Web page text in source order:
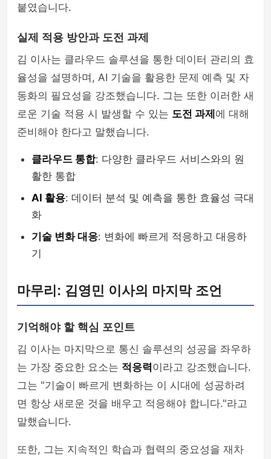
붙였습니다.
실제 적용 방안과 도전 과제
김 이사는 클라우드 솔루션을 통한 데이터 관리의 효
율성을 설명하며, AI 기술을 활용한 문제 예측 및 자
동화의 필요성을 강조했습니다. 그는 또한 이러한 새
로운 기술 적용 시 발생할 수 있는 도전 과제 에 대해
준비해야 한다고 말했습니다.
클라우드 통합: 다양한 클라우드 서비스와의 원
활한 통합
AI 활용: 데이터 분석 및 예측을 통한 효율성 극대
화
기술 변화 대응: 변화에 빠르게 적응하고 대응하
기
마무리: 김영민 이사의 마지막 조언
기억해야 할 핵심 포인트
김 이사는 마지막으로 통신 솔루션의 성공을 좌우하
는 가장 중요한 요소는 적응력이라고 강조했습니다.
그는 "기술이 빠르게 변화하는 이 시대에 성공하려
면 항상 새로운 것을 배우고 적응해야 합니다."라고
말했습니다.
또한, 그는 지속적인 학습과 협력의 중요성을 재차